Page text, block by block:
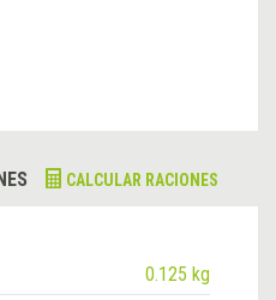
CALCULAR RACIONES
0.125 kg